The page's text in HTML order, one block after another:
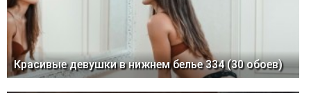
Красивые девушки в нижнем белье 334 (30 обоев)